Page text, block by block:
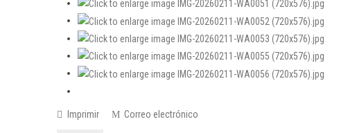
Imprimir Correo electrónico